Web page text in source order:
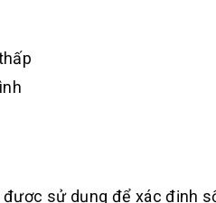
sử dụng để xác định